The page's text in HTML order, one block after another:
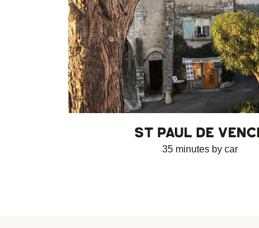
ST PAUL DE
35 minutes by car